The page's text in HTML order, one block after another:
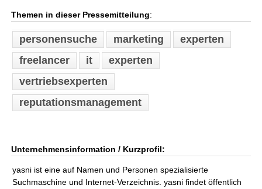
Themen in dieser Pressemitteilung:
personensuche marketing
experten
freelancer
it
experten
vertriebsexperten
reputationsmanagement
Unternehmensinformation / Kurzprofil:
yasni ist eine auf Namen und Personen spezialisierte
Suchmaschine und Internet-Verzeichnis. yasni findet öffentlich